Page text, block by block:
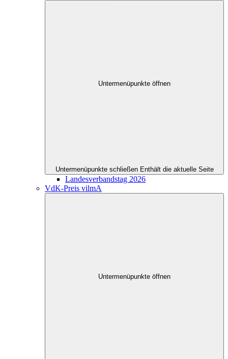
Untermenüpunkte öffnen
Untermenüpunkte schließen Enthält die aktuelle Seite
Landesverbandstag 2026
VdK-Preis vilmA
Untermenüpunkte öffnen